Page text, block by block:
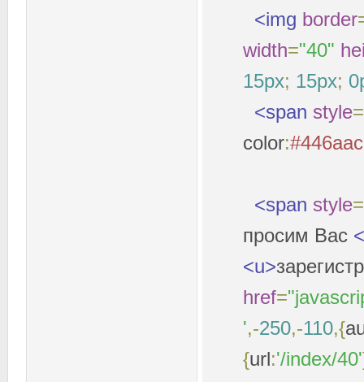
<img border
width="40"
15px; 15px;
<span style=
color:
<span style=
просим Вас
<u>
href=
',-250,-110,{
{url:'/index/40'